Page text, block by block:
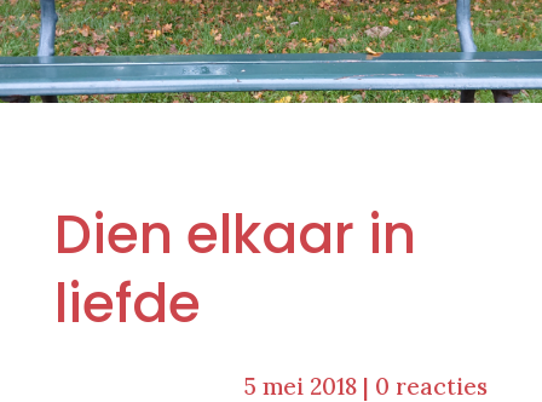
Dien elkaar in
liefde
5 mei 2018 | 0 reacties